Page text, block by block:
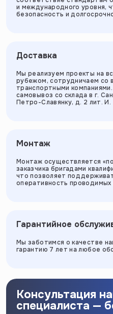
и международного уровня,
безопасность и
Доставка
Мы реализуем проекты на
рубежом, сотрудничаем со
транспортными
самовывоз со склада в г.
Петро-Славянку, д. 2 лит. И.
Монтаж
Монтаж осуществляется
заказчика бригадами
что позволяет
оперативность проводимых
Гарантийное
Мы заботимся о качестве
гарантию 7 лет на любое
Консультация
специалиста —